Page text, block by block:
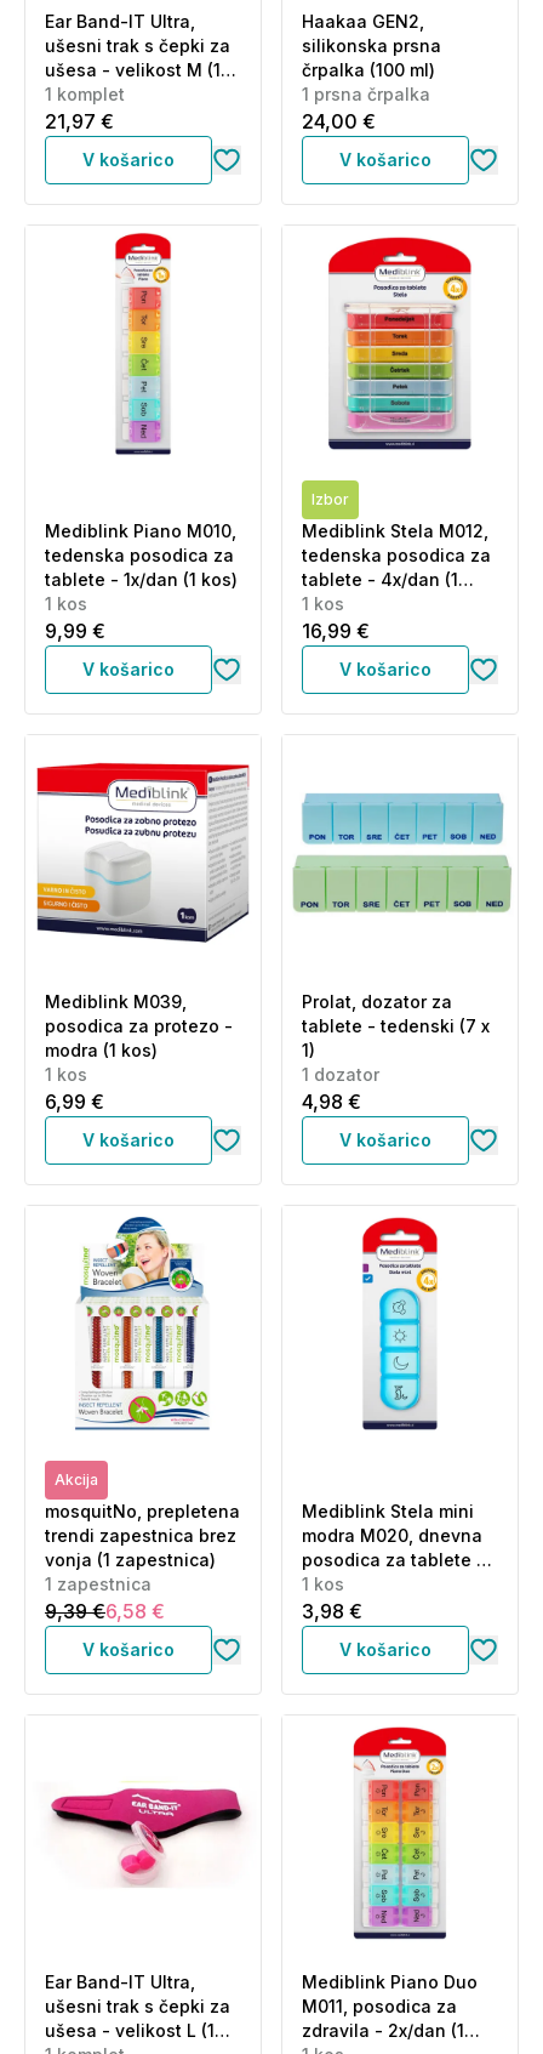
Ear Band-IT Ultra,
ušesni trak s čepki za
ušesa - velikost M (1
kos)
1 komplet
21,97 €
V košarico
Haakaa GEN2,
silikonska prsna
črpalka (100 ml)
1 prsna črpalka
24,00 €
V košarico
Mediblink Piano M010,
tedenska posodica za
tablete - 1x/dan (1 kos)
1 kos
9,99 €
V košarico
Izbor
Mediblink Stela M012,
tedenska posodica za
tablete - 4x/dan (1
kos)
1 kos
16,99 €
V košarico
Mediblink M039,
posodica za protezo -
modra (1 kos)
1 kos
6,99 €
V košarico
Prolat, dozator za
tablete - tedenski (7 x
1)
1 dozator
4,98 €
V košarico
Akcija
mosquitNo, prepletena
trendi zapestnica brez
vonja (1 zapestnica)
1 zapestnica
9,39 €6,58 €
V košarico
Mediblink Stela mini
modra M020, dnevna
posodica za tablete -
4x/dan (1 kos)
1 kos
3,98 €
V košarico
Ear Band-IT Ultra,
ušesni trak s čepki za
ušesa - velikost L (1
Mediblink Piano Duo
M011, posodica za
zdravila - 2x/dan (1